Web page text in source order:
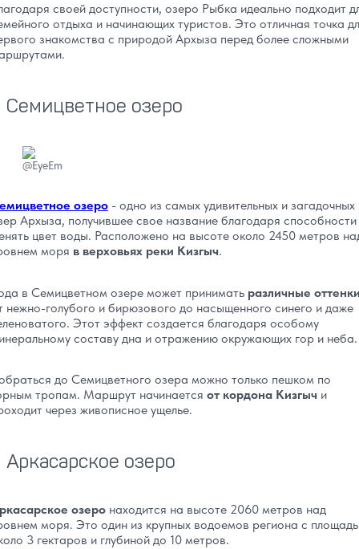
своей доступности, озеро Рыбка идеально подходит
отдыха и начинающих туристов. Это отличная точка
знакомства с природой Архыза перед более сложными
Семицветное озеро
@EyeEm
озеро - одно из самых удивительных и загадочных
Архыза, получившее свое название благодаря способности
цвет воды. Расположено на высоте около 2450 метров
моря в верховьях реки Кизгыч.
в Семицветном озере может принимать различные
нежно-голубого и бирюзового до насыщенного синего и даже
Этот эффект создается благодаря особому
составу дна и отражению окружающих гор и неба.
до Семицветного озера можно только пешком по
тропам. Маршрут начинается от кордона Кизгыч и
через живописное ущелье.
Аркасарское озеро
озеро находится на высоте 2060 метров над
моря. Это один из крупных водоемов региона с
3 гектаров и глубиной до 10 метров.